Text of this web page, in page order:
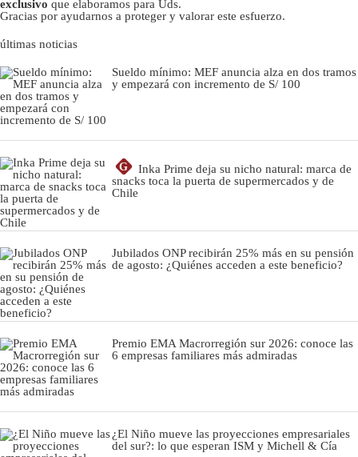
exclusivo que elaboramos para Uds.
Gracias por ayudarnos a proteger y valorar este esfuerzo.
últimas noticias
Sueldo mínimo: MEF anuncia alza en dos tramos
y empezará con incremento de S/ 100
G
Inka Prime deja su nicho natural: marca de
snacks toca la puerta de supermercados y de
Chile
Jubilados ONP recibirán 25% más en su pensión
de agosto: ¿Quiénes acceden a este beneficio?
Premio EMA Macrorregión sur 2026: conoce las
6 empresas familiares más admiradas
¿El Niño mueve las proyecciones empresariales
del sur?: lo que esperan ISM y Michell & Cía